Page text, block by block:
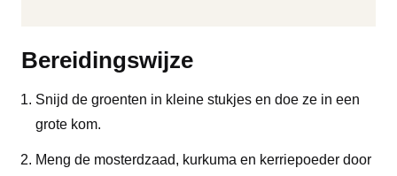
Bereidingswijze
Snijd de groenten in kleine stukjes en doe ze in een
grote kom.
Meng de mosterdzaad, kurkuma en kerriepoeder door